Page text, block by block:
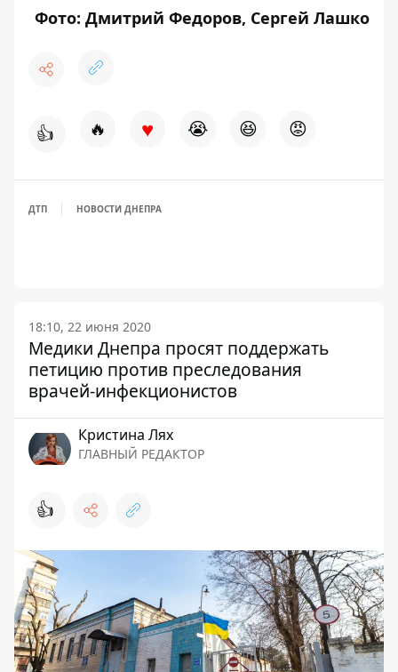
Фото: Дмитрий Федоров, Сергей Лашко
👍 🔥 ♥ 😭 😆 😡
ДТП НОВОСТИ ДНЕПРА
18:10, 22 июня 2020
Медики Днепра просят поддержать
петицию против преследования
врачей-инфекционистов
Кристина Лях
ГЛАВНЫЙ РЕДАКТОР
👍